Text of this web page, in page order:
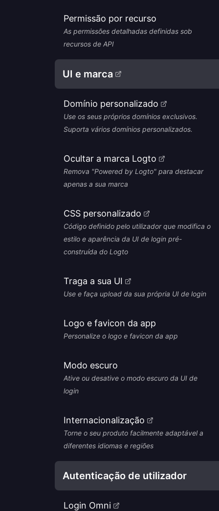
Permissão por recurso
As permissões detalhadas definidas sob
recursos de API
UI e marca
Domínio personalizado
Use os seus próprios domínios exclusivos.
Suporta vários domínios personalizados.
Ocultar a marca Logto
Remova "Powered by Logto" para destacar
apenas a sua marca
CSS personalizado
Código definido pelo utilizador que modifica o
estilo e aparência da UI de login pré-
construída do Logto
Traga a sua UI
Use e faça upload da sua própria UI de login
Logo e favicon da app
Personalize o logo e favicon da app
Modo escuro
Ative ou desative o modo escuro da UI de
login
Internacionalização
Torne o seu produto facilmente adaptável a
diferentes idiomas e regiões
Autenticação de utilizador
Login Omni